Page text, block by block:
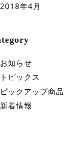
2018年4月
お知らせ
トピックス
ピックアップ商品
新着情報